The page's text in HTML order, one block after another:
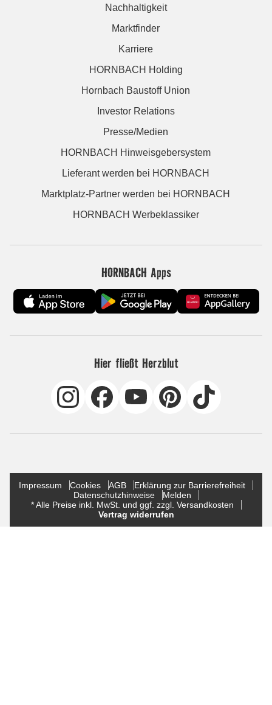
Nachhaltigkeit
Marktfinder
Karriere
HORNBACH Holding
Hornbach Baustoff Union
Investor Relations
Presse/Medien
HORNBACH Hinweisgebersystem
Lieferant werden bei HORNBACH
Marktplatz-Partner werden bei HORNBACH
HORNBACH Werbeklassiker
HORNBACH Apps
Hier fließt Herzblut
Impressum Cookies AGB
Erklärung zur Barrierefreiheit
Datenschutzhinweise
Melden
* Alle Preise inkl. MwSt. und ggf. zzgl. Versandkosten
Vertrag widerrufen